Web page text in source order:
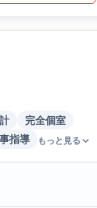
完全個室
指導 もっと見る